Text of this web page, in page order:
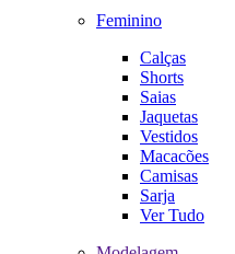
Feminino
Calças
Shorts
Saias
Jaquetas
Vestidos
Macacões
Camisas
Sarja
Ver Tudo